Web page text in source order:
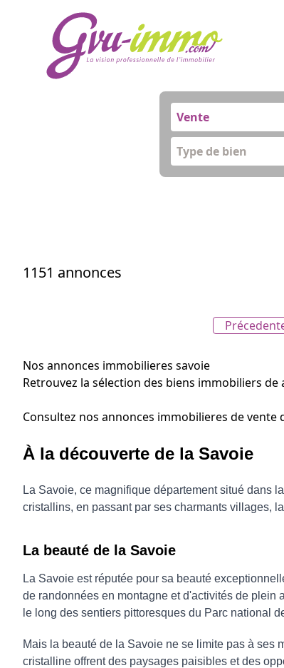
Vente
Type de bien
1151 annonces
Nos annonces immobilieres savoie
Retrouvez la sélection des biens immobiliers de
Consultez nos annonces immobilieres de vente
À la découverte de la Savoie
La Savoie, ce magnifique département situé dans
cristallins, en passant par ses charmants villages,
La beauté de la Savoie
La Savoie est réputée pour sa beauté
de randonnées en montagne et d'activités de plein
le long des sentiers pittoresques du Parc national
Mais la beauté de la Savoie ne se limite pas à ses
cristalline offrent des paysages paisibles et des